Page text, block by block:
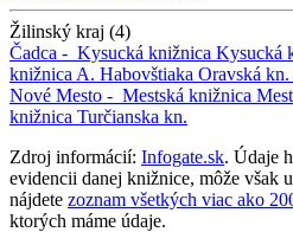
Žilinský kraj (4)
Čadca - Kysucká knižnica Kysucká
knižnica A. Habovštiaka Oravská
Nové Mesto - Mestská knižnica
knižnica Turčianska kn.
Zdroj informácií: Infogate.sk. Údaje
evidencii danej knižnice, môže však
nájdete zoznam všetkých viac ako
ktorých máme údaje.